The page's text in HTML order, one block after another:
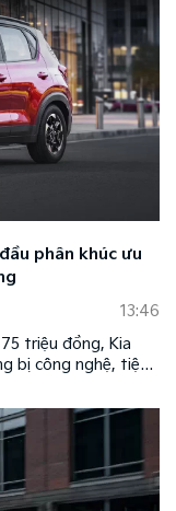
phân khúc ưu
13:46
triệu đồng, Kia
bị công nghệ, tiện